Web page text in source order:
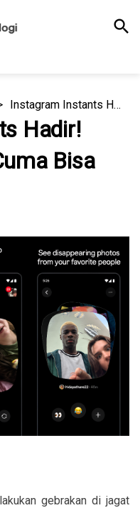
search
Instagram Instants Hadir! Foto Tanpa Edit Cuma Bisa Dilihat Sekali
Hadir!
Bisa
gebrakan di jagat